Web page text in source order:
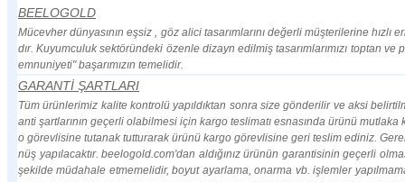
BEELOGOLD
Mücevher dünyasının eşsiz , göz alici tasarımlarını değerli müşterilerine hızlı
dır. Kuyumculuk sektöründeki özenle dizayn edilmiş tasarımlarımızı toptan
emnuniyeti" başarımızın temelidir.
GARANTİ ŞARTLARI
Tüm ürünlerimiz kalite kontrolü yapıldıktan sonra size gönderilir ve aksi
anti şartlarının geçerli olabilmesi için kargo teslimatı esnasında ürünü
o görevlisine tutanak tutturarak ürünü kargo görevlisine geri teslim ediniz.
nüş yapılacaktır. beelogold.com'dan aldığınız ürünün garantisinin geçerli
şekilde müdahale etmemelidir, boyut ayarlama, onarma vb. işlemler